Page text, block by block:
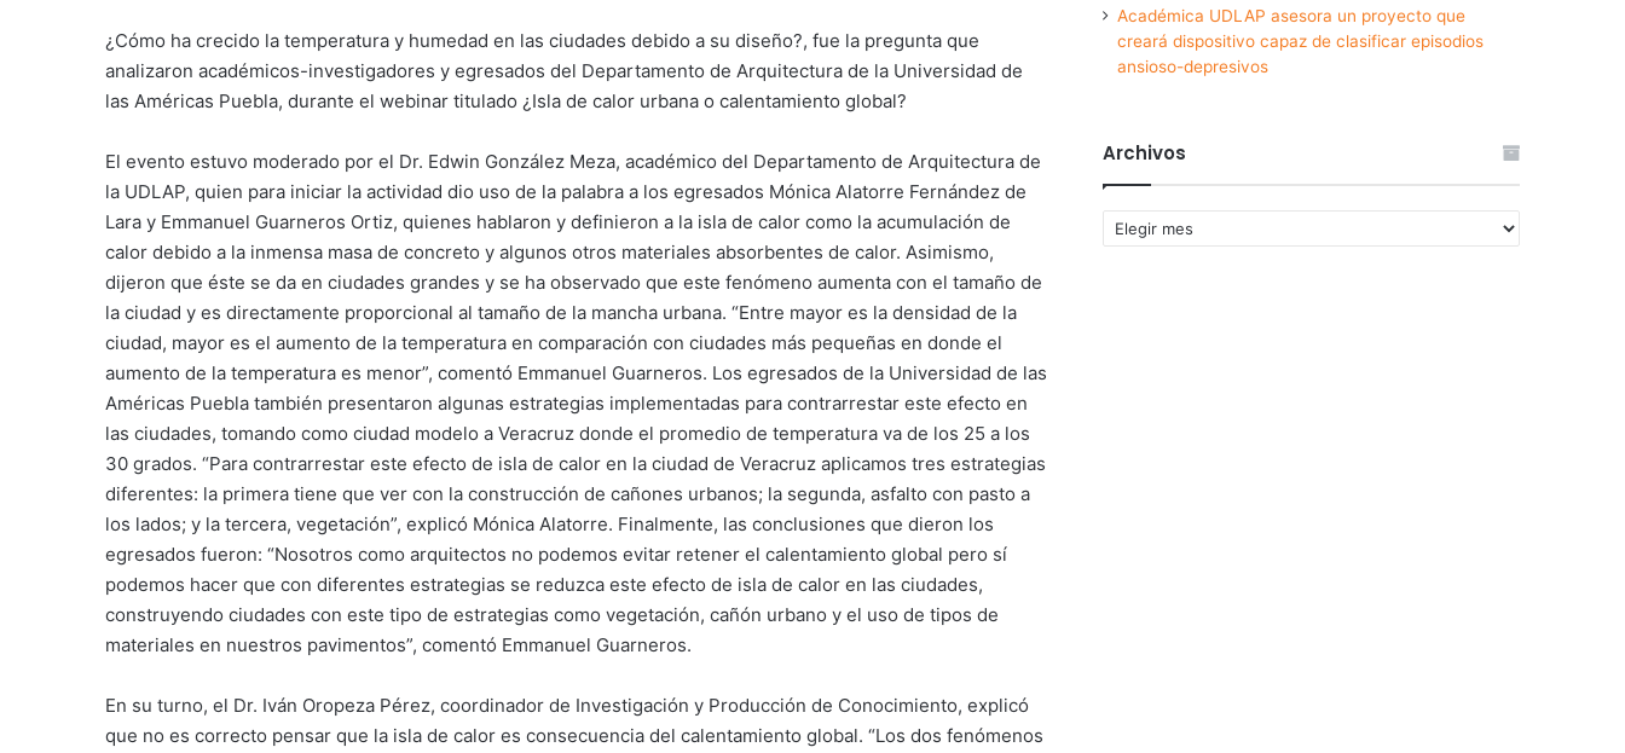
¿Cómo ha crecido la temperatura y humedad en las ciudades debido a su diseño?, fue la pregunta que
analizaron académicos-investigadores y egresados del Departamento de Arquitectura de la Universidad de
las Américas Puebla, durante el webinar titulado ¿Isla de calor urbana o calentamiento global?
El evento estuvo moderado por el Dr. Edwin González Meza, académico del Departamento de Arquitectura de
la UDLAP, quien para iniciar la actividad dio uso de la palabra a los egresados Mónica Alatorre Fernández de
Lara y Emmanuel Guarneros Ortiz, quienes hablaron y definieron a la isla de calor como la acumulación de
calor debido a la inmensa masa de concreto y algunos otros materiales absorbentes de calor. Asimismo,
dijeron que éste se da en ciudades grandes y se ha observado que este fenómeno aumenta con el tamaño de
la ciudad y es directamente proporcional al tamaño de la mancha urbana. “Entre mayor es la densidad de la
ciudad, mayor es el aumento de la temperatura en comparación con ciudades más pequeñas en donde el
aumento de la temperatura es menor”, comentó Emmanuel Guarneros. Los egresados de la Universidad de las
Américas Puebla también presentaron algunas estrategias implementadas para contrarrestar este efecto en
las ciudades, tomando como ciudad modelo a Veracruz donde el promedio de temperatura va de los 25 a los
30 grados. “Para contrarrestar este efecto de isla de calor en la ciudad de Veracruz aplicamos tres estrategias
diferentes: la primera tiene que ver con la construcción de cañones urbanos; la segunda, asfalto con pasto a
los lados; y la tercera, vegetación”, explicó Mónica Alatorre. Finalmente, las conclusiones que dieron los
egresados fueron: “Nosotros como arquitectos no podemos evitar retener el calentamiento global pero sí
podemos hacer que con diferentes estrategias se reduzca este efecto de isla de calor en las ciudades,
construyendo ciudades con este tipo de estrategias como vegetación, cañón urbano y el uso de tipos de
materiales en nuestros pavimentos”, comentó Emmanuel Guarneros.
En su turno, el Dr. Iván Oropeza Pérez, coordinador de Investigación y Producción de Conocimiento, explicó
que no es correcto pensar que la isla de calor es consecuencia del calentamiento global. “Los dos fenómenos
Académica UDLAP asesora un proyecto que
creará dispositivo capaz de clasificar episodios
ansioso-depresivos
Archivos
Archivos